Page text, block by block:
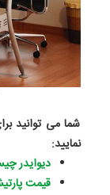
شما می توانید
نمایید:
دیوایدر
قیمت